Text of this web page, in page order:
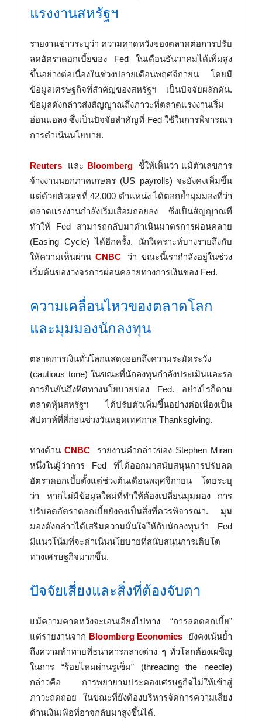
แรงงานสหรัฐฯ
รายงานข่าวระบุว่า ความคาดหวังของตลาดต่อการปรับ
ลดอัตราดอกเบี้ยของ Fed ในเดือนธันวาคมได้เพิ่มสูง
ขึ้นอย่างต่อเนื่องในช่วงปลายเดือนพฤศจิกายน โดยมี
ข้อมูลเศรษฐกิจที่สำคัญของสหรัฐฯ เป็นปัจจัยผลักดัน.
ข้อมูลดังกล่าวส่งสัญญาณถึงภาวะที่ตลาดแรงงานเริ่ม
อ่อนแอลง ซึ่งเป็นปัจจัยสำคัญที่ Fed ใช้ในการพิจารณา
การดำเนินนโยบาย.
Reuters และ Bloomberg
ชี้ให้เห็นว่า แม้ตัวเลขการ
จ้างงานนอกภาคเกษตร (US payrolls) จะยังคงเพิ่มขึ้น
แต่ด้วยตัวเลขที่ 42,000 ตำแหน่ง ได้ตอกย้ำมุมมองที่ว่า
ตลาดแรงงานกำลังเริ่มเสื่อมถอยลง ซึ่งเป็นสัญญาณที่
ทำให้ Fed สามารถกลับมาดำเนินมาตรการผ่อนคลาย
(Easing Cycle) ได้อีกครั้ง. นักวิเคราะห์บางรายถึงกับ
ให้ความเห็นผ่าน CNBC
ว่า ขณะนี้เรากำลังอยู่ในช่วง
เริ่มต้นของวงจรการผ่อนคลายทางการเงินของ Fed.
ความเคลื่อนไหวของตลาดโลก
และมุมมองนักลงทุน
ตลาดการเงินทั่วโลกแสดงออกถึงความระมัดระวัง
(cautious tone) ในขณะที่นักลงทุนกำลังประเมินและรอ
การยืนยันถึงทิศทางนโยบายของ Fed. อย่างไรก็ตาม
ตลาดหุ้นสหรัฐฯ ได้ปรับตัวเพิ่มขึ้นอย่างต่อเนื่องเป็น
สัปดาห์ที่สี่ก่อนช่วงวันหยุดเทศกาล Thanksgiving.
ทางด้านCNBC
รายงานคำกล่าวของ Stephen Miran
หนึ่งในผู้ว่าการ Fed ที่ได้ออกมาสนับสนุนการปรับลด
อัตราดอกเบี้ยตั้งแต่ช่วงต้นเดือนพฤศจิกายน โดยระบุ
ว่า หากไม่มีข้อมูลใหม่ที่ทำให้ต้องเปลี่ยนมุมมอง การ
ปรับลดอัตราดอกเบี้ยยังคงเป็นสิ่งที่ควรพิจารณา. มุม
มองดังกล่าวได้เสริมความมั่นใจให้กับนักลงทุนว่า Fed
มีแนวโน้มที่จะดำเนินนโยบายที่สนับสนุนการเติบโต
ทางเศรษฐกิจมากขึ้น.
ปัจจัยเสี่ยงและสิ่งที่ต้องจับตา
แม้ความคาดหวังจะเอนเอียงไปทาง “การลดดอกเบี้ย”
แต่รายงานจาก Bloomberg Economics
ยังคงเน้นย้ำ
ถึงความท้าทายที่ธนาคารกลางต่าง ๆ ทั่วโลกต้องเผชิญ
ในการ “ร้อยไหมผ่านรูเข็ม” (threading the needle)
กล่าวคือ การพยายามประคองเศรษฐกิจไม่ให้เข้าสู่
ภาวะถดถอย ในขณะที่ยังต้องบริหารจัดการความเสี่ยง
ด้านเงินเฟ้อที่อาจกลับมาสูงขึ้นได้.